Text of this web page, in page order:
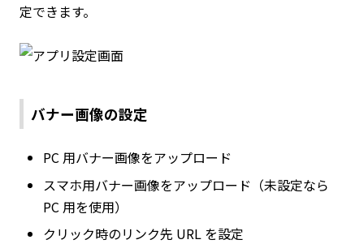
定できます。
バナー画像の設定
PC 用バナー画像をアップロード
スマホ用バナー画像をアップロード（未設定なら
PC 用を使用）
クリック時のリンク先 URL を設定